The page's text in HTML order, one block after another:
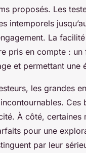
proposés. Les
intemporels
La facilité
pris en compte :
et permettant une
les grandes
Ces
À côté, certaines
pour une
par leur